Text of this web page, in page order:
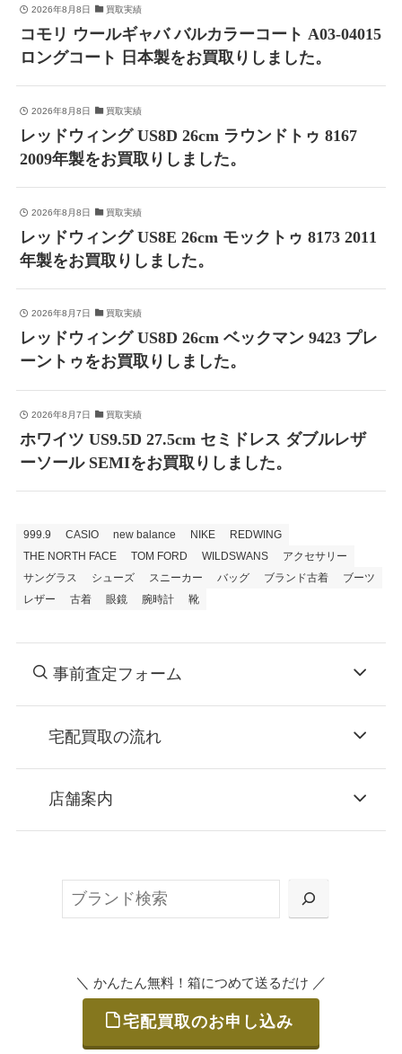
2026年8月8日 買取実績
コモリ ウールギャバ バルカラーコート A03-04015
ロングコート 日本製をお買取りしました。
2026年8月8日 買取実績
レッドウィング US8D 26cm ラウンドトゥ 8167
2009年製をお買取りしました。
2026年8月8日 買取実績
レッドウィング US8E 26cm モックトゥ 8173 2011
年製をお買取りしました。
2026年8月7日 買取実績
レッドウィング US8D 26cm ベックマン 9423 プレ
ーントゥをお買取りしました。
2026年8月7日 買取実績
ホワイツ US9.5D 27.5cm セミドレス ダブルレザ
ーソール SEMIをお買取りしました。
999.9 CASIO new balance NIKE
REDWING
THE NORTH FACE
TOM FORD WILDSWANS
アクセサリー
サングラス
シューズ スニーカー バッグ ブランド古着
ブーツ
レザー
古着 眼鏡 腕時計 靴
事前査定フォーム
宅配買取の流れ
お申込み
または梱包材不要の「集荷申込」からお選び
ご発送
店舗案内
＼ かんたん無料！箱につめて送るだけ ／
宅配買取のお申し込み